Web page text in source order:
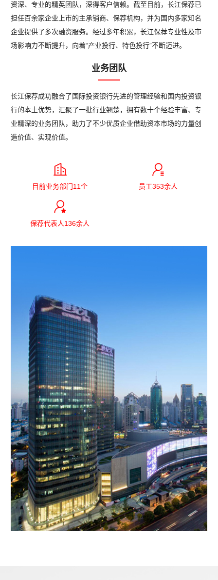
资深、专业的精英团队，深得客户信赖。截至目前，长江保荐已
担任百余家企业上市的主承销商、保荐机构，并为国内多家知名
企业提供了多次融资服务。经过多年积累，长江保荐专业性及市
场影响力不断提升，向着“产业投行、特色投行”不断迈进。
业务团队
长江保荐成功融合了国际投资银行先进的管理经验和国内投资银
行的本土优势，汇聚了一批行业翘楚，拥有数十个经验丰富、专
业精深的业务团队，助力了不少优质企业借助资本市场的力量创
造价值、实现价值。
目前业务部门11个 员工353余人
保荐代表人136余人